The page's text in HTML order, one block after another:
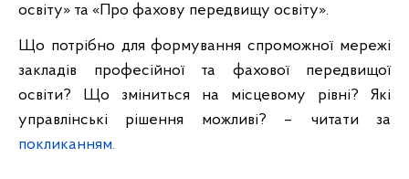
освіту» та «Про фахову передвищу освіту».
Що потрібно для формування спроможної мережі
закладів професійної та фахової передвищої
освіти? Що зміниться на місцевому рівні? Які
управлінські рішення можливі? – читати за
покликанням.